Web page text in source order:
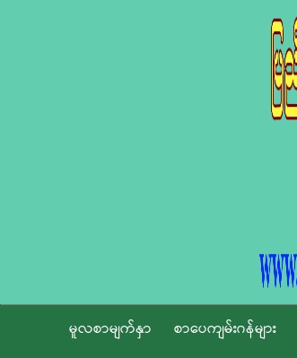
မူလစာမျက်နှာ စာပေကျမ်းဂန်များ